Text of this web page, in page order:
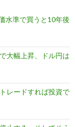
水準で買うと10年後
大幅上昇、ドル円は
レードすれば投資で